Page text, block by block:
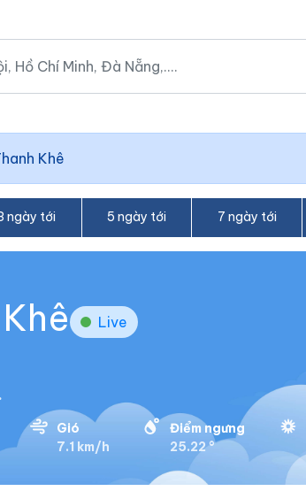
Khê
ngày tới 5 ngày tới 7 ngày tới
Live
Gió
7.1 km/h
Điểm ngưng
25.22 °